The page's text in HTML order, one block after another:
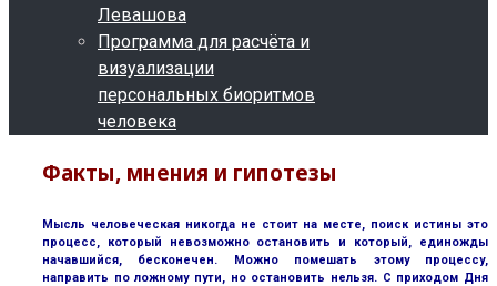
Левашова
Программа для расчёта и
визуализации
персональных биоритмов
человека
Факты, мнения и гипотезы
Мысль человеческая никогда не стоит на месте, поиск истины это
процесс, который невозможно остановить и который, единожды
начавшийся, бесконечен. Можно помешать этому процессу,
направить по ложному пути, но остановить нельзя. С приходом Дня